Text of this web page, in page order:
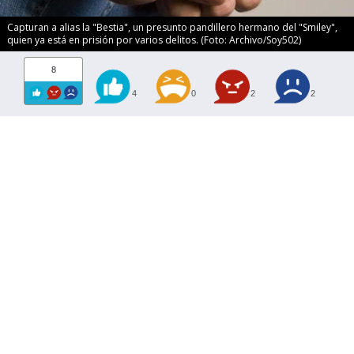
Capturan a alias la "Bestia", un presunto pandillero hermano del "Smiley",
quien ya está en prisión por varios delitos. (Foto: Archivo/Soy502)
8
4 0 2 2